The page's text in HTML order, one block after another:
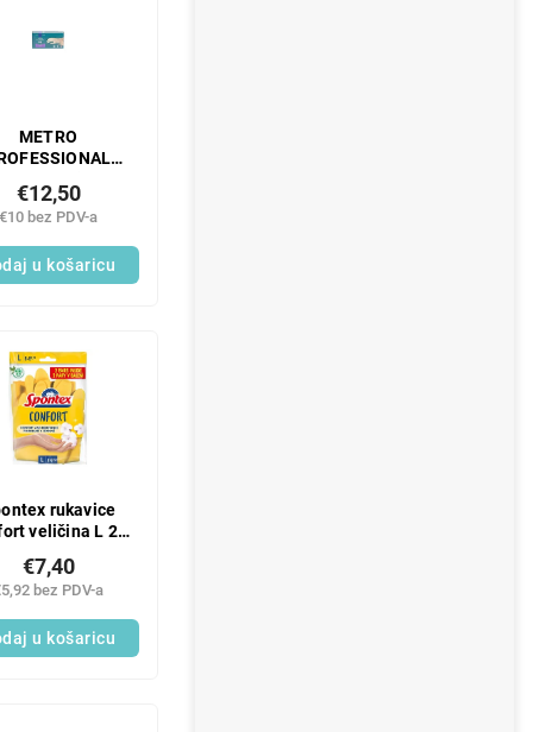
METRO
bijele 100 kom
€10 bez PDV-a
€12,50
u košaricu
rukavice
veličina L 2 x
bez PDV-a
€7,40
u košaricu